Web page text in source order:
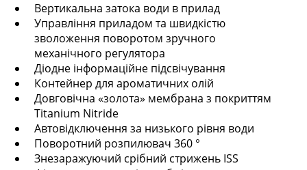
Вертикальна затока води в прилад
Управління приладом та швидкістю
зволоження поворотом зручного
механічного регулятора
Діодне інформаційне підсвічування
Контейнер для ароматичних олій
Довговічна «золота» мембрана з покриттям
Titanium Nitride
Автовідключення за низького рівня води
Поворотний розпилювач 360 °
Знезаражуючий срібний стрижень ISS